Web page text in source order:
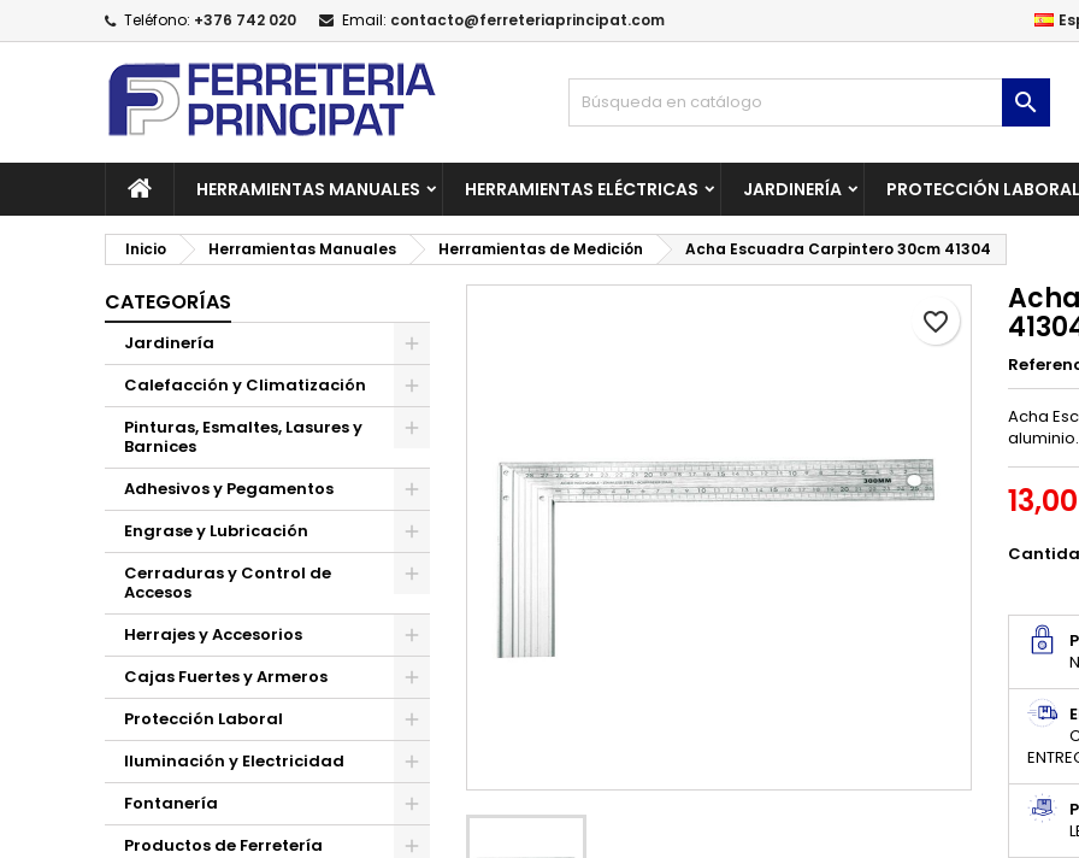
Teléfono: +376 742 020 Email: contacto@ferreteriaprincipat.com

HERRAMIENTAS MANUALES HERRAMIENTAS ELÉCTRICAS JARDINERÍA PROTECCIÓN LABORAL
Inicio Herramientas Manuales Herramientas de Medición Acha Escuadra Carpintero 30cm 41304
CATEGORÍAS
Jardinería
Calefacción y Climatización
Pinturas, Esmaltes, Lasures y
Barnices
Adhesivos y Pegamentos
Engrase y Lubricación
Cerraduras y Control de
Accesos
Herrajes y Accesorios
Cajas Fuertes y Armeros
Protección Laboral
Iluminación y Electricidad
Fontanería
Productos de Ferretería
favorite_border
Acha
aluminio.
Añadir a la lista de deseos
Crear una lista nueva
Crear lista de deseos
Cancelar Crear lista de deseos
Iniciar sesión
Debe iniciar sesión para guardar productos en su lista de deseos.